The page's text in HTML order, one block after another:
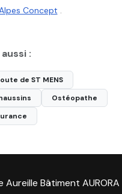
Concept .
:
de ST MENS
Ostéopathe
Aureille Bâtiment AURORA